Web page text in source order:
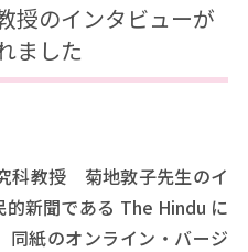
授のインタビューが
ました
科教授 菊地敦子先生のイ
新聞である The Hindu に
紙のオンライン・バージ